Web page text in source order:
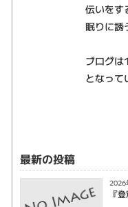
伝いをす
眠りに誘
ブログは
となって
最新の投稿
2026
『登